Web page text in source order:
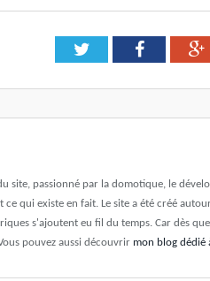
TwitterFacebook
site, passionné par la domotique, le
ce qui existe en fait. Le site a été créé
s'ajoutent eu fil du temps. Car dès
pouvez aussi découvrir mon blog dédié